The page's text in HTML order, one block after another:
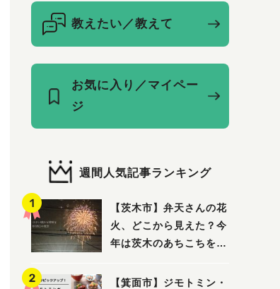
教えたい／教えて
お気に入り／マイペー
ジ
週間人気記事ランキング
【茨木市】弁天さんの花
火、どこから見えた？今
年は茨木のあちこちを巡
【箕面市】ジモトミン・